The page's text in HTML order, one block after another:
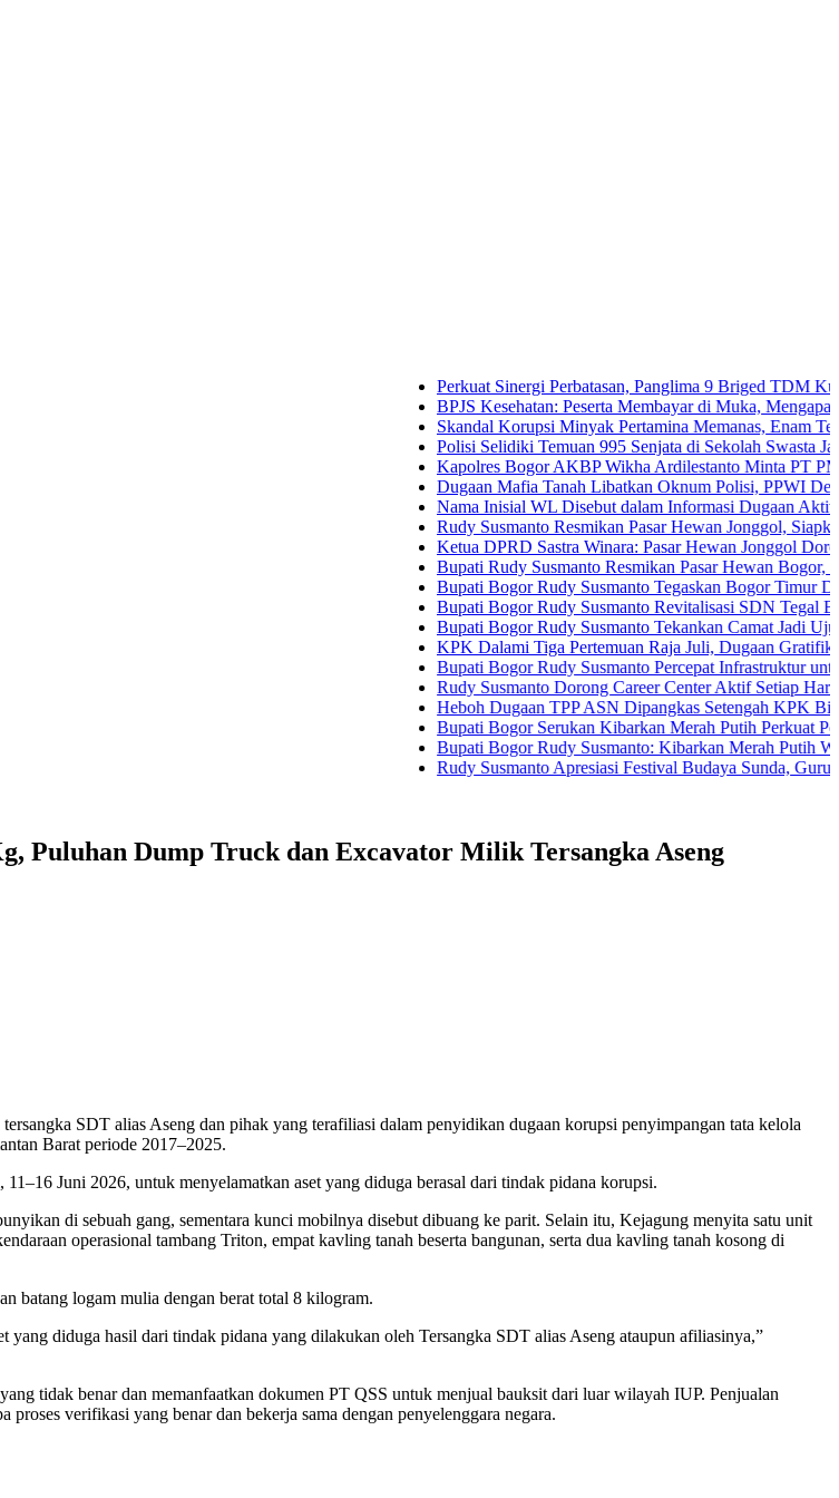
Perkuat Sinergi Perbatasan, Panglima 9 Briged TDM Kunjungi
BPJS Kesehatan: Peserta Membayar di Muka, Mengapa Masih
Skandal Korupsi Minyak Pertamina Memanas, Enam Tersangka
Polisi Selidiki Temuan 995 Senjata di Sekolah Swasta Jakarta
Kapolres Bogor AKBP Wikha Ardilestanto Minta PT PMC
Dugaan Mafia Tanah Libatkan Oknum Polisi, PPWI Desak
Nama Inisial WL Disebut dalam Informasi Dugaan Aktivitas di
Rudy Susmanto Resmikan Pasar Hewan Jonggol, Siapkan
Ketua DPRD Sastra Winara: Pasar Hewan Jonggol Dorong
Bupati Rudy Susmanto Resmikan Pasar Hewan Bogor,
Bupati Bogor Rudy Susmanto Tegaskan Bogor Timur Disiapkan
Bupati Bogor Rudy Susmanto Revitalisasi SDN Tegal
Bupati Bogor Rudy Susmanto Tekankan Camat Jadi Ujung
KPK Dalami Tiga Pertemuan Raja Juli, Dugaan Gratifikasi
Bupati Bogor Rudy Susmanto Percepat Infrastruktur untuk
Rudy Susmanto Dorong Career Center Aktif Setiap Hari Perluas
Heboh Dugaan TPP ASN Dipangkas Setengah KPK Bidik
Bupati Bogor Serukan Kibarkan Merah Putih Perkuat Persatuan
Bupati Bogor Rudy Susmanto: Kibarkan Merah Putih Wujud
Rudy Susmanto Apresiasi Festival Budaya Sunda, Guru PAUD
Puluhan Dump Truck dan Excavator Milik Tersangka Aseng
SDT alias Aseng dan pihak yang terafiliasi dalam penyidikan dugaan korupsi penyimpangan tata kelola
Barat periode 2017–2025.
Juni 2026, untuk menyelamatkan aset yang diduga berasal dari tindak pidana korupsi.
di sebuah gang, sementara kunci mobilnya disebut dibuang ke parit. Selain itu, Kejagung menyita satu unit
operasional tambang Triton, empat kavling tanah beserta bangunan, serta dua kavling tanah kosong di
batang logam mulia dengan berat total 8 kilogram.
yang diduga hasil dari tindak pidana yang dilakukan oleh Tersangka SDT alias Aseng ataupun afiliasinya,”
tidak benar dan memanfaatkan dokumen PT QSS untuk menjual bauksit dari luar wilayah IUP. Penjualan
verifikasi yang benar dan bekerja sama dengan penyelenggara negara.